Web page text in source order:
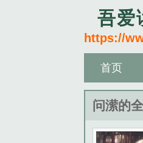
吾爱
https://
首页
问潆的